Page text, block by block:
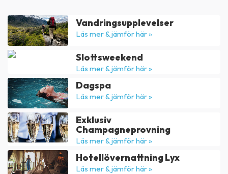
Vandringsupplevelser
Läs mer & jämför här »
Slottsweekend
Läs mer & jämför här »
Dagspa
Läs mer & jämför här »
Exklusiv
Champagneprovning
Läs mer & jämför här »
Hotellövernattning Lyx
Läs mer & jämför här »